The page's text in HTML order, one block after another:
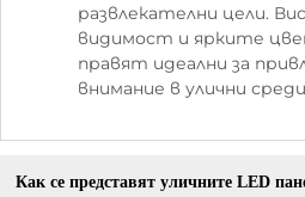
развлекателни цели.
видимост и ярките
правят идеални за
внимание в улични
Как се представят уличните LED